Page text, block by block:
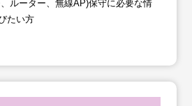
ルーター、無線AP)保守に必要な情
たい方